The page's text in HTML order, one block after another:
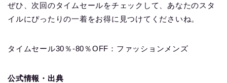
ぜひ、次回のタイムセールをチェックして、あなたのスタ
イルにぴったりの一着をお得に見つけてくださいね。
タイムセール30％-80％OFF：ファッションメンズ
公式情報・出典